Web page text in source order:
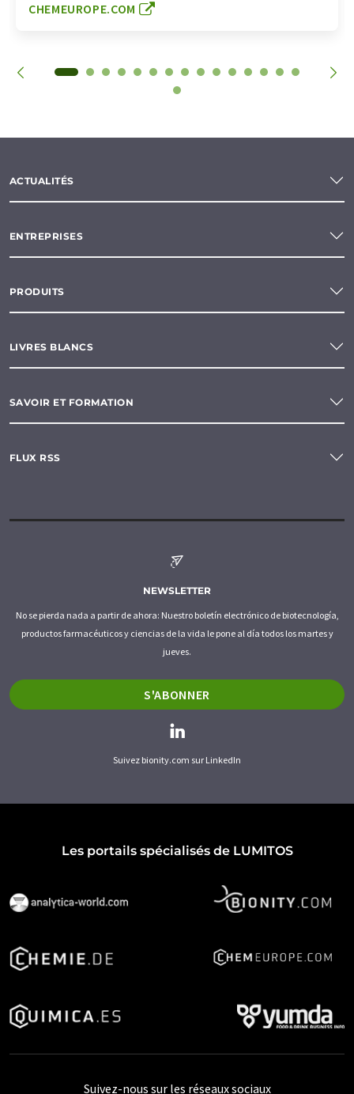
CHEMEUROPE.COM
ACTUALITÉS
ENTREPRISES
PRODUITS
LIVRES BLANCS
SAVOIR ET FORMATION
FLUX RSS
NEWSLETTER
No se pierda nada a partir de ahora: Nuestro boletín electrónico de biotecnología,
productos farmacéuticos y ciencias de la vida le pone al día todos los martes y
jueves.
S'ABONNER
Suivez bionity.com sur LinkedIn
Les portails spécialisés de LUMITOS
Suivez-nous sur les réseaux sociaux